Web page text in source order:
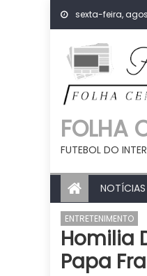
Skip
content
sexta-feira,
FOLHA
FUTEBOL DO
NOTÍCIAS
ENTRETENIMENTO
Homilia
Papa